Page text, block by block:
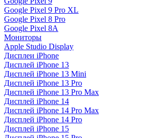
Google Pixel 9 Pro XL
Google Pixel 8 Pro
Google Pixel 8A
Мониторы
Apple Studio Display
Дисплеи iPhone
Дисплей iPhone 13
Дисплей iPhone 13 Mini
Дисплей iPhone 13 Pro
Дисплей iPhone 13 Pro Max
Дисплей iPhone 14
Дисплей iPhone 14 Pro Max
Дисплей iPhone 14 Pro
Дисплей iPhone 15